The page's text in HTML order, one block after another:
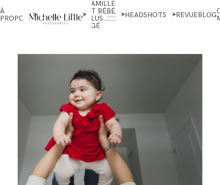
À
PROPOS
NÉS ET
MATERNITÉ
FAMILLE
ET BÉBÉ
PLUS
ÂGÉ
HEADSHOTS REVUEBLOG
NEWBORN & MATERNITY
FAMILY & OLDER BABY
HEADSHOTS